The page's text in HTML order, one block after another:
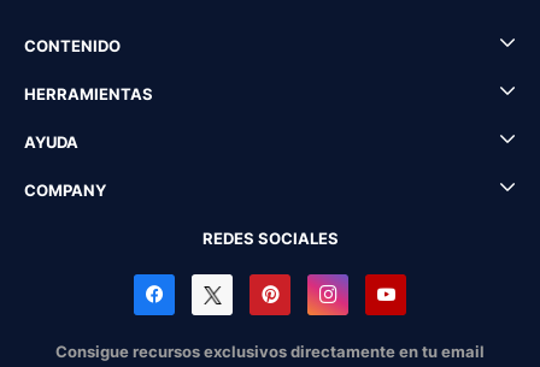
CONTENIDO
HERRAMIENTAS
AYUDA
COMPANY
REDES SOCIALES
Consigue recursos exclusivos directamente en tu email